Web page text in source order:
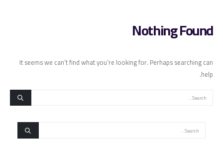
Nothing Found
It seems we can’t find what you’re looking for. Perhaps searching can
help.